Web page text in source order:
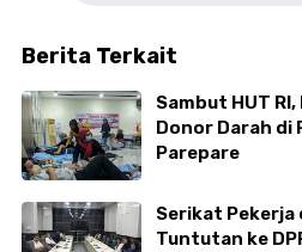
Berita Terkait
Sambut HUT
Donor Darah di
Parepare
Serikat Pekerja
Tuntutan ke